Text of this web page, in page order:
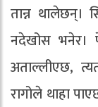
तान्न थालेछन्।
नदेखोस भनेर।
अताल्लीएछ,
रागोले थाहा